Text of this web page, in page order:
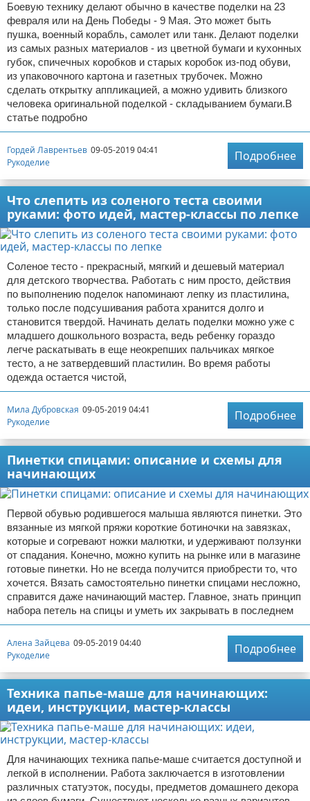
Боевую технику делают обычно в качестве поделки на 23
февраля или на День Победы - 9 Мая. Это может быть
пушка, военный корабль, самолет или танк. Делают поделки
из самых разных материалов - из цветной бумаги и кухонных
губок, спичечных коробков и старых коробок из-под обуви,
из упаковочного картона и газетных трубочек. Можно
сделать открытку аппликацией, а можно удивить близкого
человека оригинальной поделкой - складыванием бумаги.В
статье подробно
Гордей Лаврентьев 09-05-2019 04:41
Рукоделие
Подробнее
Что слепить из соленого теста своими
руками: фото идей, мастер-классы по лепке
Соленое тесто - прекрасный, мягкий и дешевый материал
для детского творчества. Работать с ним просто, действия
по выполнению поделок напоминают лепку из пластилина,
только после подсушивания работа хранится долго и
становится твердой. Начинать делать поделки можно уже с
младшего дошкольного возраста, ведь ребенку гораздо
легче раскатывать в еще неокрепших пальчиках мягкое
тесто, а не затвердевший пластилин. Во время работы
одежда остается чистой,
Мила Дубровская 09-05-2019 04:41
Рукоделие
Подробнее
Пинетки спицами: описание и схемы для
начинающих
Первой обувью родившегося малыша являются пинетки. Это
вязанные из мягкой пряжи короткие ботиночки на завязках,
которые и согревают ножки малютки, и удерживают ползунки
от спадания. Конечно, можно купить на рынке или в магазине
готовые пинетки. Но не всегда получится приобрести то, что
хочется. Вязать самостоятельно пинетки спицами несложно,
справится даже начинающий мастер. Главное, знать принцип
набора петель на спицы и уметь их закрывать в последнем
Алена Зайцева 09-05-2019 04:40
Рукоделие
Подробнее
Техника папье-маше для начинающих:
идеи, инструкции, мастер-классы
Для начинающих техника папье-маше считается доступной и
легкой в исполнении. Работа заключается в изготовлении
различных статуэток, посуды, предметов домашнего декора